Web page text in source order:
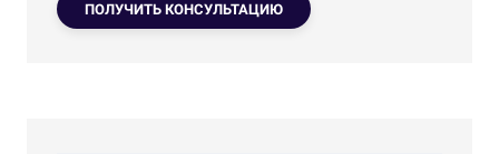
ПОЛУЧИТЬ КОНСУЛЬТАЦИЮ